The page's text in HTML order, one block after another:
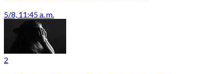
5/8, 11:45 a. m.
2